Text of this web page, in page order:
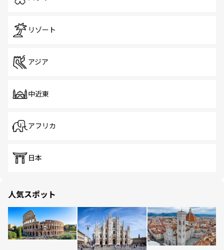
リゾート
アジア
中近東
アフリカ
日本
人気スポット